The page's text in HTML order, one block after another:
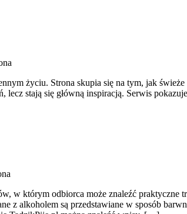
życiu. Strona skupia się na tym, jak
stają się główną inspiracją. Serwis
którym odbiorca może znaleźć praktyczne
z alkoholem są przedstawiane w sposób